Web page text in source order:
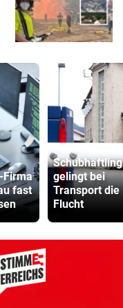
Firma
fast
Schubhäftling
gelingt bei
Transport die
Flucht